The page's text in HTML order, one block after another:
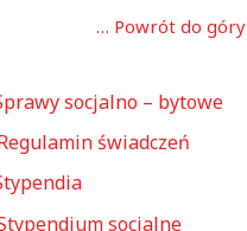
… Powrót do góry
socjalno – bytowe
świadczeń
socjalne